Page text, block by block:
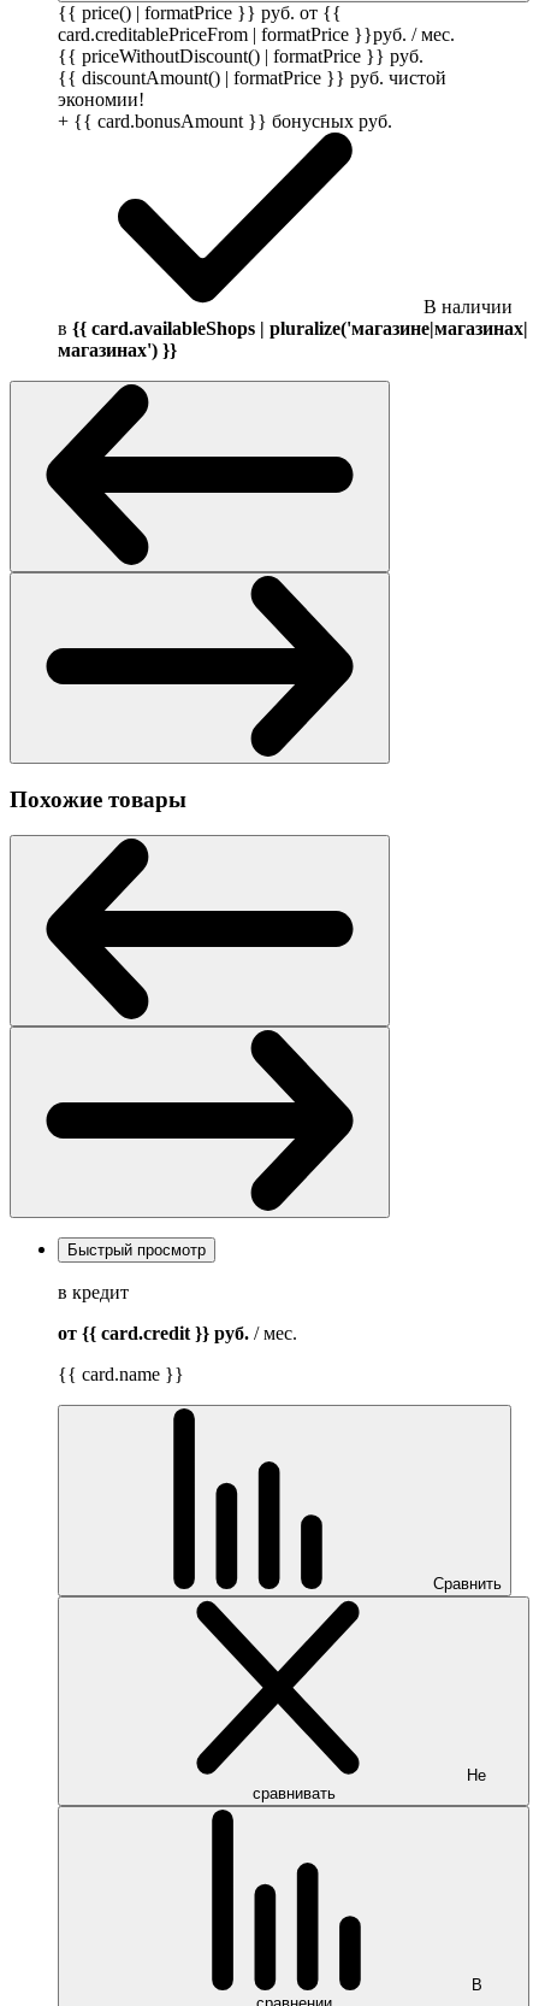
{{ price() | formatPrice }} руб. от {{
card.creditablePriceFrom | formatPrice }}руб. / мес.
{{ priceWithoutDiscount() | formatPrice }} руб.
{{ discountAmount() | formatPrice }} руб. чистой
экономии!
+ {{ card.bonusAmount }} бонусных руб.
В наличии
в {{ card.availableShops | pluralize('магазине|магазинах|
магазинах') }}
Похожие товары
Быстрый просмотр
в кредит
от {{ card.credit }} руб. / мес.
{{ card.name }}
Сравнить
Не
сравнивать
В